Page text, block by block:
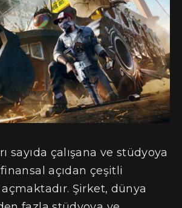
sayıda çalışana ve stüdyoya
açıdan çeşitli
Şirket, dünya